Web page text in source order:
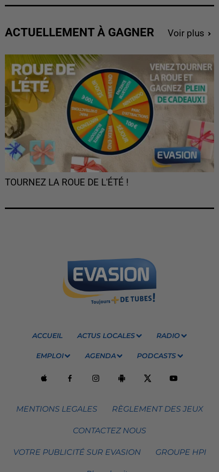
ACTUELLEMENT À GAGNER Voir plus
TOURNEZ LA ROUE DE L'ÉTÉ !
ACCUEIL ACTUS LOCALES RADIO
EMPLOI AGENDA PODCASTS
MENTIONS LEGALES RÈGLEMENT DES JEUX
CONTACTEZ NOUS
VOTRE PUBLICITÉ SUR EVASION GROUPE HPI